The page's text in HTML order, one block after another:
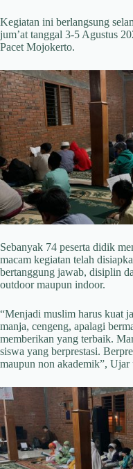
Kegiatan ini berlangsung
jum’at tanggal 3-5 Agustus
Pacet Mojokerto.
Sebanyak 74 peserta didik
macam kegiatan telah
bertanggung jawab, disiplin
outdoor maupun indoor.
“Menjadi muslim harus kuat
manja, cengeng, apalagi
memberikan yang terbaik.
siswa yang berprestasi.
maupun non akademik”, Ujar